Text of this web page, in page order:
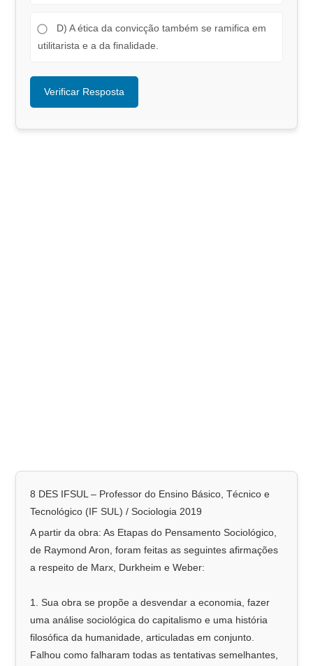
D) A ética da convicção também se ramifica em
utilitarista e a da finalidade.
Verificar Resposta
8 DES IFSUL – Professor do Ensino Básico, Técnico e
Tecnológico (IF SUL) / Sociologia 2019
A partir da obra: As Etapas do Pensamento Sociológico,
de Raymond Aron, foram feitas as seguintes afirmações
a respeito de Marx, Durkheim e Weber:
1. Sua obra se propõe a desvendar a economia, fazer
uma análise sociológica do capitalismo e uma história
filosófica da humanidade, articuladas em conjunto.
Falhou como falharam todas as tentativas semelhantes,